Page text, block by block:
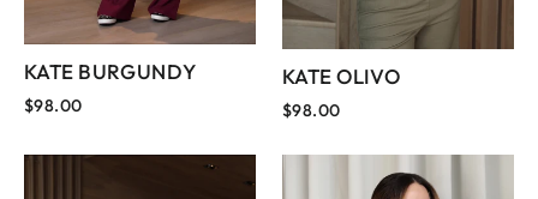
KATE BURGUNDY
$98.00
KATE OLIVO
$98.00